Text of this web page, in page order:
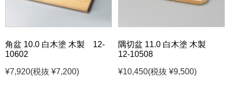
角盆 10.0 白木塗 木製 12-
10602
¥7,920(税抜 ¥7,200)
隅切盆 11.0 白木塗 木製
12-10508
¥10,450(税抜 ¥9,500)